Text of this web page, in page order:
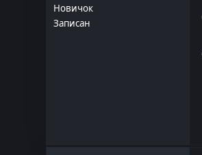
Новичок
Записан